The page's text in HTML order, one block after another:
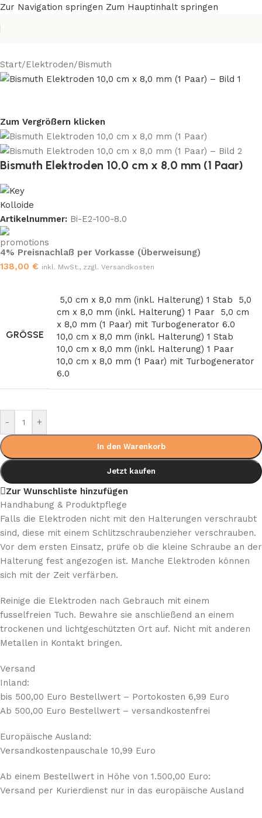
Zur Navigation springen Zum Hauptinhalt springen
Start/Elektroden/Bismuth
Zum Vergrößern klicken
Bismuth Elektroden 10,0 cm x 8,0 mm (1 Paar)
Artikelnummer: Bi-E2-100-8.0
4% Preisnachlaß per Vorkasse (Überweisung)
138,00 € inkl. MwSt., zzgl. Versandkosten
GRÖSSE
5,0 cm x 8,0 mm (inkl. Halterung) 1 Stab
5,0
cm x 8,0 mm (inkl. Halterung) 1 Paar
5,0 cm
x 8,0 mm (1 Paar) mit Turbogenerator 6.0
10,0 cm x 8,0 mm (inkl. Halterung) 1 Stab
10,0 cm x 8,0 mm (inkl. Halterung) 1 Paar
10,0 cm x 8,0 mm (1 Paar) mit Turbogenerator
6.0
- +
In den Warenkorb
Jetzt kaufen
Zur Wunschliste hinzufügen
Handhabung & Produktpflege
Falls die Elektroden nicht mit den Halterungen verschraubt
sind, diese mit einem Schlitzschraubenzieher verschrauben.
Vor dem ersten Einsatz, prüfe ob die kleine Schraube an der
Halterung fest angezogen ist. Manche Elektroden können
sich mit der Zeit verfärben.
Reinige die Elektroden nach Gebrauch mit einem
fusselfreien Tuch. Bewahre sie anschließend an einem
trockenen und lichtgeschützten Ort auf. Nicht mit anderen
Metallen in Kontakt bringen.
Versand
Inland:
bis 500,00 Euro Bestellwert – Portokosten 6,99 Euro
Ab 500,00 Euro Bestellwert – versandkostenfrei
Europäische Ausland:
Versandkostenpauschale 10,99 Euro
Ab einem Bestellwert in Höhe von 1.500,00 Euro:
Versand per Kurierdienst nur in das europäische Ausland